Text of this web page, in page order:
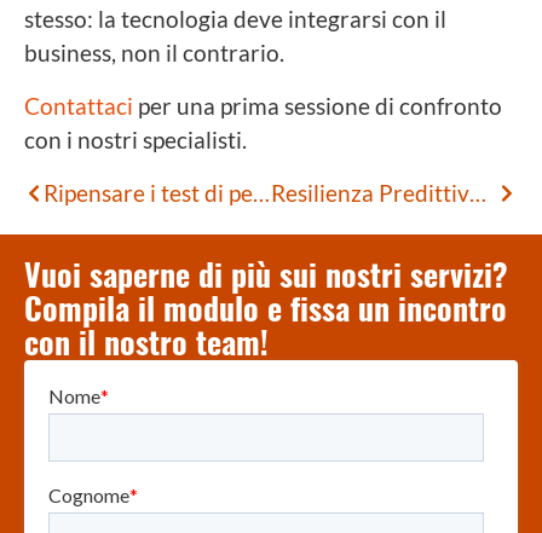
stesso: la tecnologia deve integrarsi con il
business, non il contrario.
Contattaci per una prima sessione di confronto
con i nostri specialisti.
Ripensare i test di performance: il valore di Gatling
Resilienza Predittiva per le Infrastrutture Strategiche: le Smart City di nuova generazione
Vuoi saperne di più sui nostri servizi?
Compila il modulo e fissa un incontro
con il nostro team!